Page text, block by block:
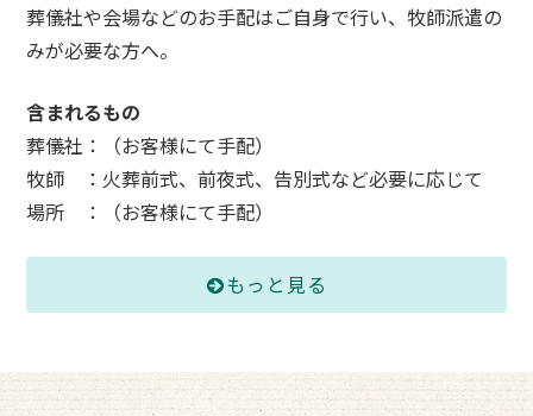
葬儀社や会場などのお手配はご自身で行い、牧師派遣の
みが必要な方へ。
含まれるもの
葬儀社：（お客様にて手配）
牧師 ：火葬前式、前夜式、告別式など必要に応じて
場所 ：（お客様にて手配）
もっと見る